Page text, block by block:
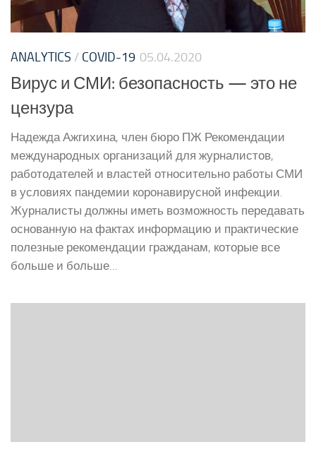
ANALYTICS / COVID-19 05.04.2020
Вирус и СМИ: безопасность — это не
цензура
Надежда Ажгихина, член бюро ПЖ Рекомендации
международных организаций для журналистов,
работодателей и властей относительно работы СМИ
в условиях пандемии коронавирусной инфекции.
Журналисты должны иметь возможность передавать
основанную на фактах информацию и практические
полезные рекомендации гражданам, которые все
больше и больше...